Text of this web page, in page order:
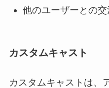
他のユーザーとの交
カスタムキャスト
カスタムキャストは、